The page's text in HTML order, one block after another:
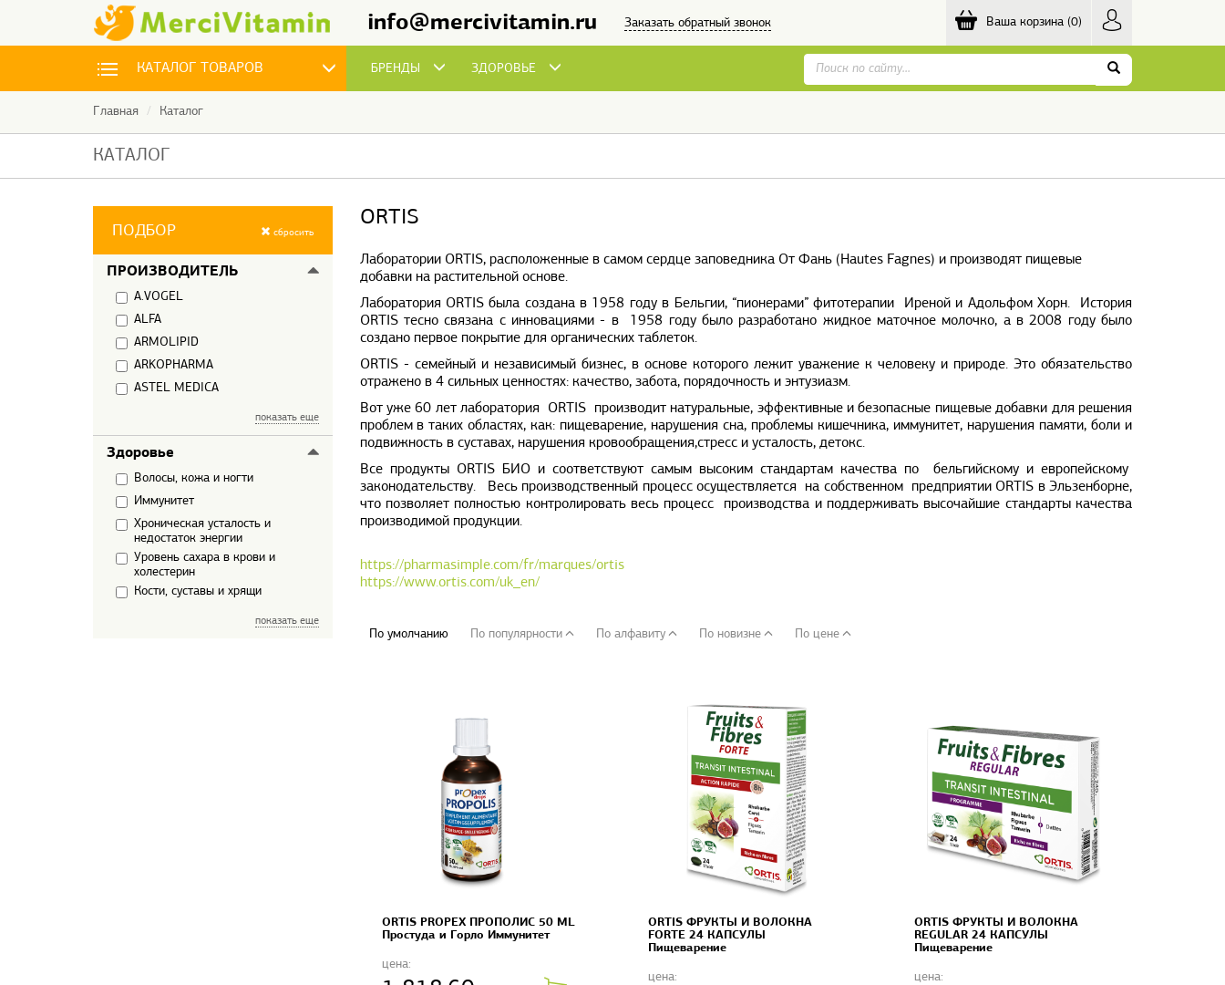
info@mercivitamin.ru Заказать обратный звонок Ваша корзина (0)
КАТАЛОГ ТОВАРОВ
ПИЩЕВЫЕ ДОБАВКИ
ПРОБИОТИКИ
РЫБИЙ ЖИР И ОМЕГА
БРЕНДЫ ЗДОРОВЬЕ
Главная Каталог
КАТАЛОГ
ПОДБОР сбросить
ПРОИЗВОДИТЕЛЬ
A.VOGEL
ALFA
ARMOLIPID
ARKOPHARMA
ASTEL MEDICA
показать еще
Здоровье
Волосы, кожа и ногти
Иммунитет
Хроническая усталость и
недостаток энергии
Уровень сахара в крови и
холестерин
Кости, суставы и хрящи
показать еще
ORTIS
Лаборатории ORTIS, расположенные в самом сердце заповедника От Фань (Hautes Fagnes) и производят пищевые
добавки на растительной основе.
Лаборатория ORTIS была создана в 1958 году в Бельгии, “пионерами” фитотерапии Иреной и Адольфом Хорн. История
ORTIS тесно связана с инновациями - в 1958 году было разработано жидкое маточное молочко, а в 2008 году было
создано первое покрытие для органических таблеток.
ORTIS - семейный и независимый бизнес, в основе которого лежит уважение к человеку и природе. Это обязательство
отражено в 4 сильных ценностях: качество, забота, порядочность и энтузиазм.
Вот уже 60 лет лаборатория ORTIS производит натуральные, эффективные и безопасные пищевые добавки для решения
проблем в таких областях, как: пищеварение, нарушения сна, проблемы кишечника, иммунитет, нарушения памяти, боли и
подвижность в суставах, нарушения кровообращения,стресс и усталость, детокс.
Все продукты ORTIS БИО и соответствуют самым высоким стандартам качества по бельгийскому и европейскому
законодательству. Весь производственный процесс осуществляется на собственном предприятии ORTIS в Эльзенборне,
что позволяет полностью контролировать весь процесс производства и поддерживать высочайшие стандарты качества
производимой продукции.
https://pharmasimple.com/fr/marques/ortis
https://www.ortis.com/uk_en/
По умолчанию По популярности По алфавиту По новизне По цене
ORTIS PROPEX ПРОПОЛИС 50 ML
Простуда и Горло Иммунитет
цена:
ORTIS ФРУКТЫ И ВОЛОКНА
FORTE 24 КАПСУЛЫ
Пищеварение
цена:
ORTIS ФРУКТЫ И ВОЛОКНА
REGULAR 24 КАПСУЛЫ
Пищеварение
цена: